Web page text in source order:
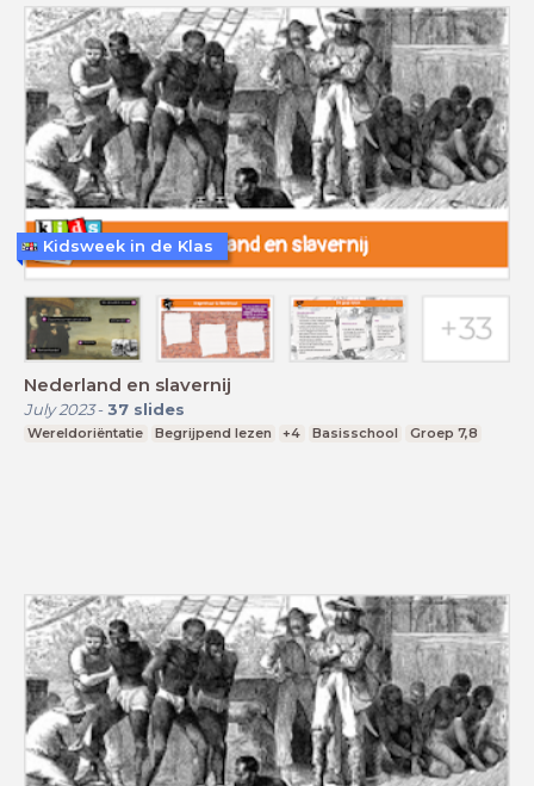
Nederland en slavernij
July 2023- 37 slides
Wereldoriëntatie Begrijpend lezen +4 Basisschool Groep 7,8
Kidsweek in de Klas